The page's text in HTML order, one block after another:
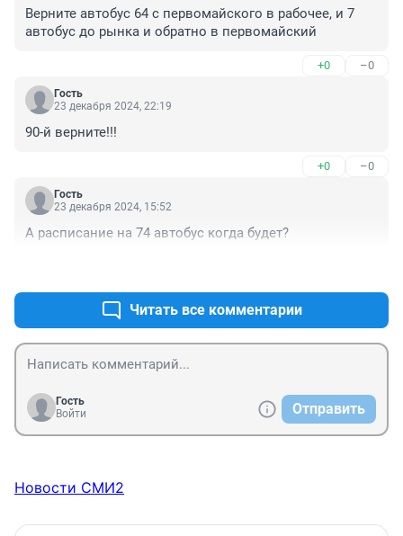
Верните автобус 64 с первомайского в рабочее, и 7
автобус до рынка и обратно в первомайский
+0 –0
Гость
23 декабря 2024, 22:19
90-й верните!!!
+0 –0
Гость
23 декабря 2024, 15:52
А расписание на 74 автобус когда будет?
Читать все комментарии
Гость
Войти
Отправить
Новости СМИ2